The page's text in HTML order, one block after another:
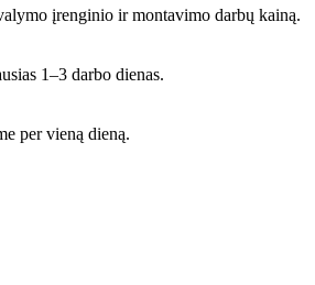
įrenginio ir montavimo darbų kainą.
1–3 darbo dienas.
per vieną dieną.